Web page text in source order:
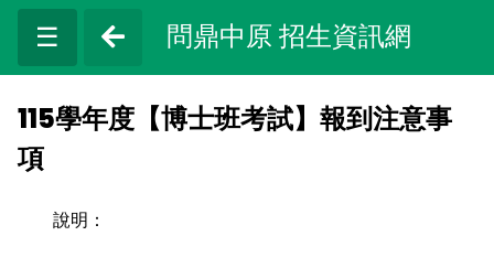
☰ 問鼎中原 招生資訊網
115學年度【博士班考試】報到注意事
項
說明：